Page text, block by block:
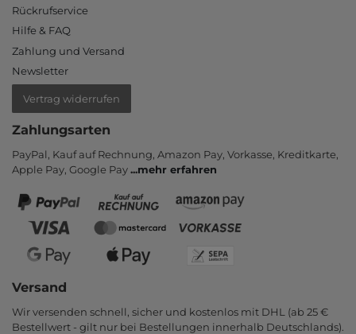
Rückrufservice
Hilfe & FAQ
Zahlung und Versand
Newsletter
Vertrag widerrufen
Zahlungsarten
PayPal, Kauf auf Rechnung, Amazon Pay, Vor­kasse, Kredit­karte,
Apple Pay, Google Pay...mehr erfahren
Versand
Wir versenden schnell, sicher und kostenlos mit DHL (ab 25 €
Bestell­wert - gilt nur bei Bestel­lungen inner­halb Deutsch­lands).